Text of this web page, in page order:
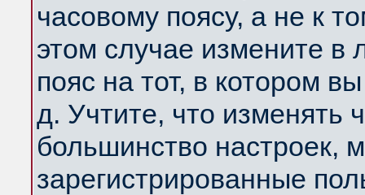
часовому поясу, а не к
этом случае измените в
пояс на тот, в котором
д. Учтите, что изменять
большинство настроек,
зарегистрированные